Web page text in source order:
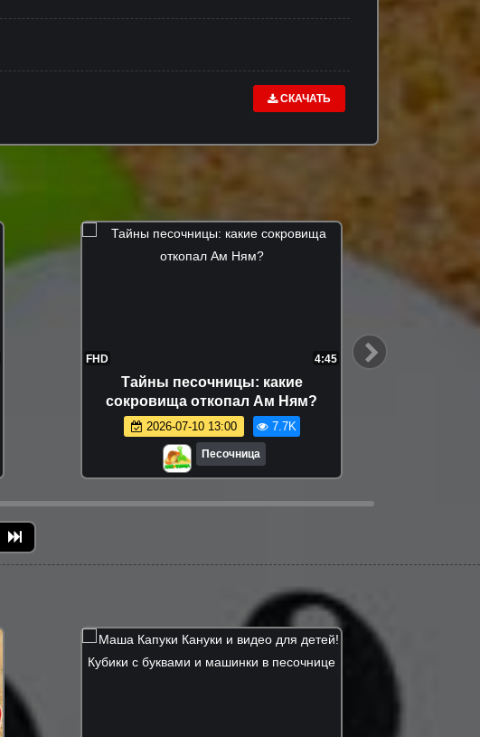
СКАЧАТЬ
FHD 4:45
Тайны песочницы: какие
сокровища откопал Ам Ням?
2026-07-10 13:00 7.7K
Песочница